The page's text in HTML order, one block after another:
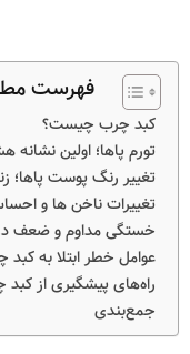
فهرست
کبد چرب چیست؟
تورم پاها؛ اولین نشانه
تغییر رنگ پوست
تغییرات ناخن ها و
خستگی مداوم و ضعف
عوامل خطر ابتلا به
راه‌های پیشگیری از
جمع‌بندی